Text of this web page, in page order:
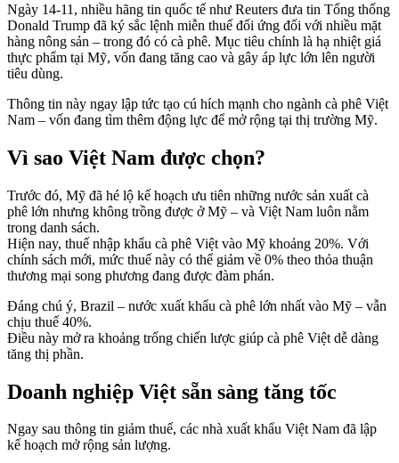
Ngày 14-11, nhiều hãng tin quốc tế như Reuters đưa tin Tổng thống
Donald Trump đã ký sắc lệnh miễn thuế đối ứng đối với nhiều mặt
hàng nông sản – trong đó có cà phê. Mục tiêu chính là hạ nhiệt giá
thực phẩm tại Mỹ, vốn đang tăng cao và gây áp lực lớn lên người
tiêu dùng.
Thông tin này ngay lập tức tạo cú hích mạnh cho ngành cà phê Việt
Nam – vốn đang tìm thêm động lực để mở rộng tại thị trường Mỹ.
Vì sao Việt Nam được chọn?
Trước đó, Mỹ đã hé lộ kế hoạch ưu tiên những nước sản xuất cà
phê lớn nhưng không trồng được ở Mỹ – và Việt Nam luôn nằm
trong danh sách.
Hiện nay, thuế nhập khẩu cà phê Việt vào Mỹ khoảng 20%. Với
chính sách mới, mức thuế này có thể giảm về 0% theo thỏa thuận
thương mại song phương đang được đàm phán.
Đáng chú ý, Brazil – nước xuất khẩu cà phê lớn nhất vào Mỹ – vẫn
chịu thuế 40%.
Điều này mở ra khoảng trống chiến lược giúp cà phê Việt dễ dàng
tăng thị phần.
Doanh nghiệp Việt sẵn sàng tăng tốc
Ngay sau thông tin giảm thuế, các nhà xuất khẩu Việt Nam đã lập
kế hoạch mở rộng sản lượng.